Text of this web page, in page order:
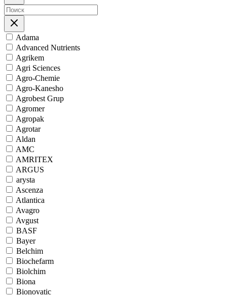
Adama
Advanced Nutrients
Agrikem
Agri Sciences
Agro-Chemie
Agro-Kanesho
Agrobest Grup
Agromer
Agropak
Agrotar
Aldan
AMC
AMRITEX
ARGUS
arysta
Ascenza
Atlantica
Avagro
Avgust
BASF
Bayer
Belchim
Biochefarm
Biolchim
Biona
Bionovatic